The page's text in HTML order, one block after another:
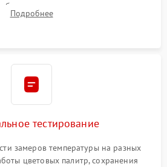
матрицы по эталонному
для точного измерения температур.
Подробнее
тестирование
замеров температуры на разных
цветовых палитр, сохранения